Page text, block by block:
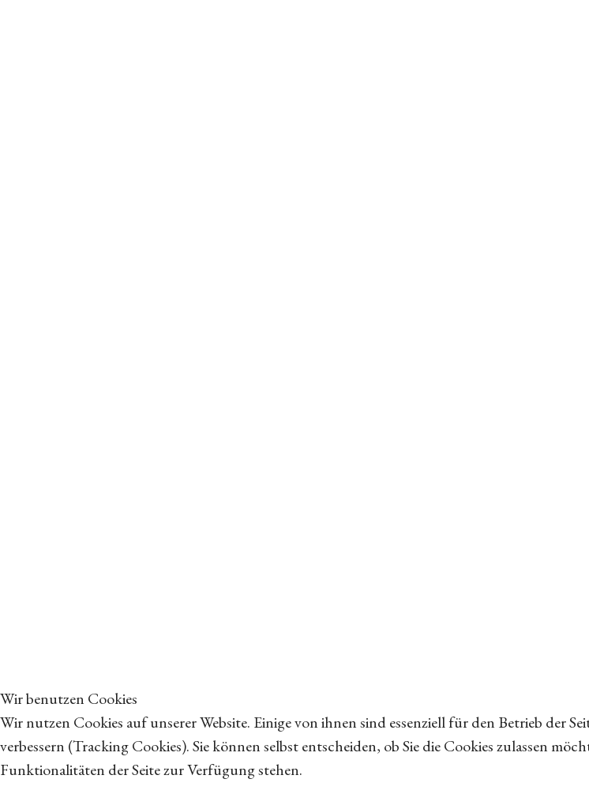
Wir benutzen Cookies
Wir nutzen Cookies auf unserer Website. Einige von ihnen sind essenziell für den Betrieb der
verbessern (Tracking Cookies). Sie können selbst entscheiden, ob Sie die Cookies zulassen
Funktionalitäten der Seite zur Verfügung stehen.